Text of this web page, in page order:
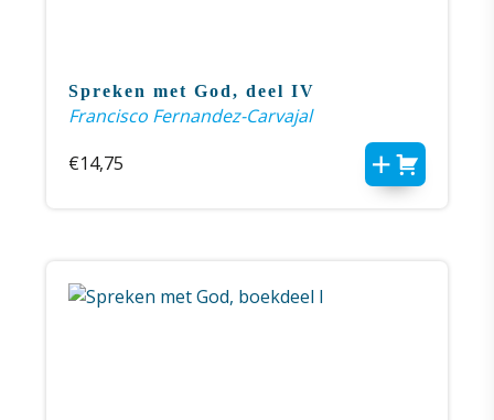
Spreken met God, deel IV
Francisco Fernandez-Carvajal
€14,75